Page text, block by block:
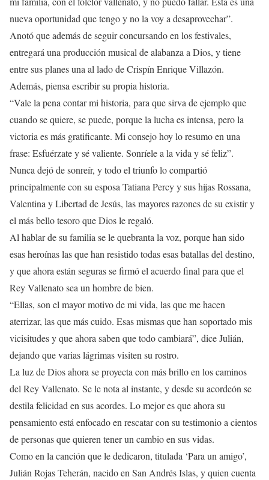
nueva oportunidad que tengo y no la voy a desaprovechar”.
Anotó que además de seguir concursando en los festivales,
entregará una producción musical de alabanza a Dios, y tiene
entre sus planes una al lado de Crispín Enrique Villazón.
Además, piensa escribir su propia historia.
“Vale la pena contar mi historia, para que sirva de ejemplo que
cuando se quiere, se puede, porque la lucha es intensa, pero la
victoria es más gratificante. Mi consejo hoy lo resumo en una
frase: Esfuérzate y sé valiente. Sonríele a la vida y sé feliz”.
Nunca dejó de sonreír, y todo el triunfo lo compartió
principalmente con su esposa Tatiana Percy y sus hijas Rossana,
Valentina y Libertad de Jesús, las mayores razones de su existir y
el más bello tesoro que Dios le regaló.
Al hablar de su familia se le quebranta la voz, porque han sido
esas heroínas las que han resistido todas esas batallas del destino,
y que ahora están seguras se firmó el acuerdo final para que el
Rey Vallenato sea un hombre de bien.
“Ellas, son el mayor motivo de mi vida, las que me hacen
aterrizar, las que más cuido. Esas mismas que han soportado mis
vicisitudes y que ahora saben que todo cambiará”, dice Julián,
dejando que varias lágrimas visiten su rostro.
La luz de Dios ahora se proyecta con más brillo en los caminos
del Rey Vallenato. Se le nota al instante, y desde su acordeón se
destila felicidad en sus acordes. Lo mejor es que ahora su
pensamiento está enfocado en rescatar con su testimonio a cientos
de personas que quieren tener un cambio en sus vidas.
Como en la canción que le dedicaron, titulada ‘Para un amigo’,
Julián Rojas Teherán, nacido en San Andrés Islas, y quien cuenta